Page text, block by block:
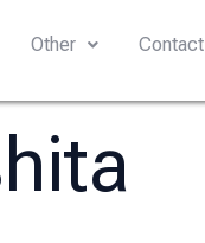
Other Contact